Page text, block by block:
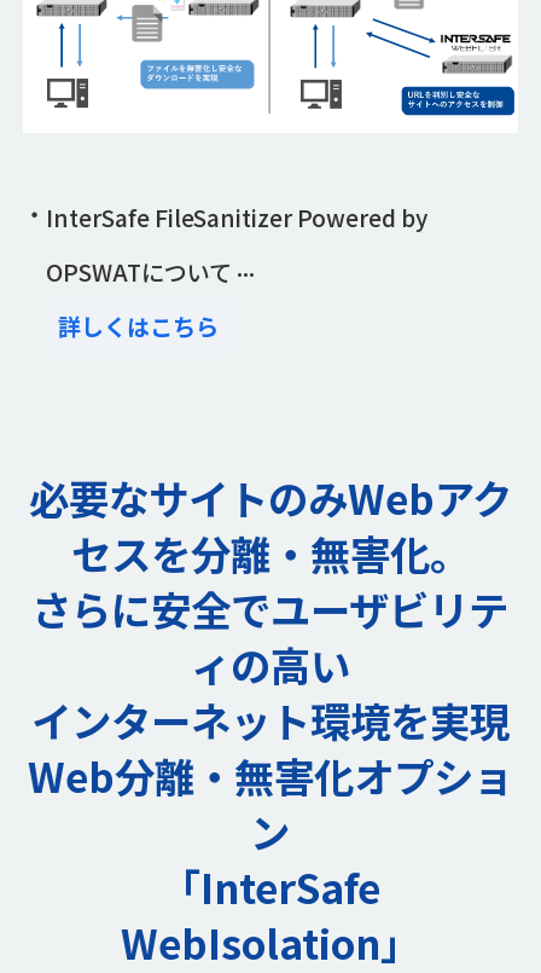
InterSafe FileSanitizer Powered by
OPSWATについて
詳しくはこちら
必要なサイトのみWebアク
セスを分離・無害化。
さらに安全でユーザビリテ
ィの高い
インターネット環境を実現
Web分離・無害化オプショ
ン
「InterSafe
WebIsolation」